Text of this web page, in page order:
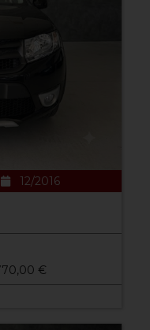
12/2016
€